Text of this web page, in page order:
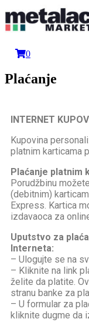
0
Plaćanje
INTERNET
Kupovina
platnim karticama
Plaćanje platnim
Porudžbinu
(debitnim)
Express. Kartica
izdavaoca za
Uputstvo za
Interneta:
– Ulogujte se na
– Kliknite na link
želite da platite.
stranu banke za
– U formular za
kliknite dugme da